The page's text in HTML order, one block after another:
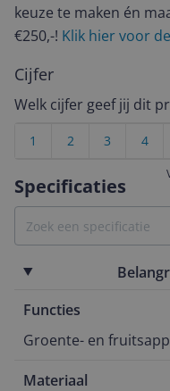
Specificaties
Functies
Groente- en
Materiaal
keuze te maken én
€250,-! Klik hier voor
Cijfer
Welk cijfer geef jij dit
4
3
2
1